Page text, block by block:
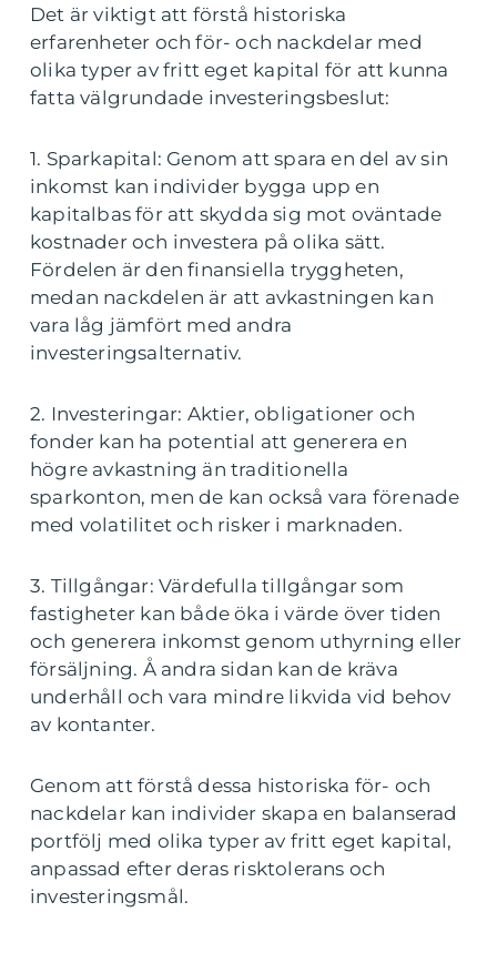
Det är viktigt att förstå historiska
erfarenheter och för- och nackdelar med
olika typer av fritt eget kapital för att kunna
fatta välgrundade investeringsbeslut:
1. Sparkapital: Genom att spara en del av sin
inkomst kan individer bygga upp en
kapitalbas för att skydda sig mot oväntade
kostnader och investera på olika sätt.
Fördelen är den finansiella tryggheten,
medan nackdelen är att avkastningen kan
vara låg jämfört med andra
investeringsalternativ.
2. Investeringar: Aktier, obligationer och
fonder kan ha potential att generera en
högre avkastning än traditionella
sparkonton, men de kan också vara förenade
med volatilitet och risker i marknaden.
3. Tillgångar: Värdefulla tillgångar som
fastigheter kan både öka i värde över tiden
och generera inkomst genom uthyrning eller
försäljning. Å andra sidan kan de kräva
underhåll och vara mindre likvida vid behov
av kontanter.
Genom att förstå dessa historiska för- och
nackdelar kan individer skapa en balanserad
portfölj med olika typer av fritt eget kapital,
anpassad efter deras risktolerans och
investeringsmål.